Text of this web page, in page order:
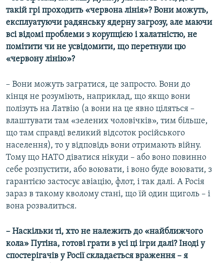
такій грі проходить «червона лінія»? Вони можуть,
експлуатуючи радянську ядерну загрозу, але маючи
всі відомі проблеми з корупцією і халатністю, не
помітити чи не усвідомити, що перетнули цю
«червону лінію»?
– Вони можуть загратися, це запросто. Вони до
кінця не розуміють, наприклад, що якщо вони
полізуть на Латвію (а вони на це явно ціляться –
влаштувати там «зелених чоловічків», тим більше,
що там справді великий відсоток російського
населення), то у відповідь вони отримають війну.
Тому що НАТО діватися нікуди – або воно повинно
себе розпустити, або воювати, і воно буде воювати, з
гарантією застосує авіацію, флот, і так далі. А Росія
зараз в такому кволому стані, що їй один щиголь – і
вона розвалиться.
– Наскільки ті, хто не належить до «найближчого
кола» Путіна, готові грати в усі ці ігри далі? Іноді у
спостерігачів у Росії складається враження – я